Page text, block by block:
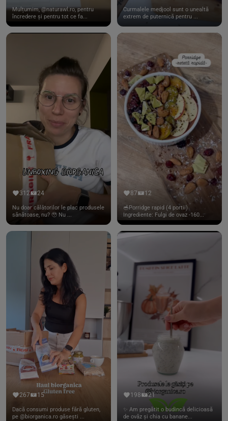
Mulțumim, @naturawl.ro, pentru
încredere și pentru tot ce fa...
Curmalele medjool sunt o unealtă
extrem de puternică pentru ...
312 24
Nu doar călătorilor le plac produsele
sănătoase, nu? 🥹 Nu ...
87 12
🥣Porridge rapid (4 portii)
Ingrediente: Fulgi de ovaz -160...
267 15
Dacă consumi produse fără gluten,
pe @biorganica.ro găsești ...
198 21
✨ Am pregătit o budincă delicioasă
de ovăz și chia cu banane...